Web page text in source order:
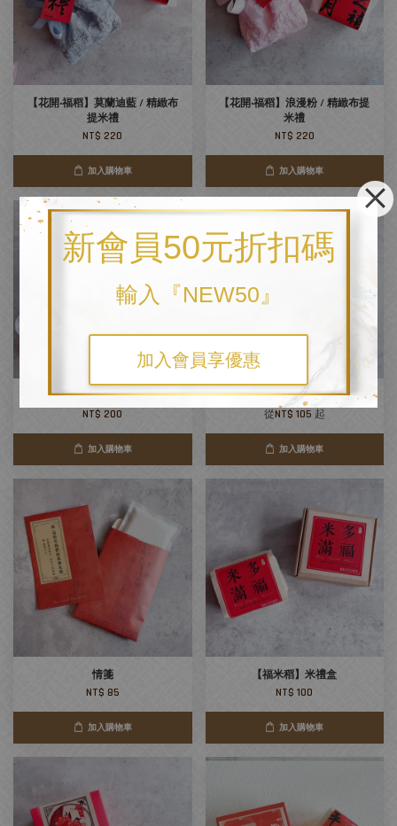
新會員50元折扣碼
輸入『NEW50』
加入會員享優惠
【花開‧福稻】莫蘭迪藍 / 精緻布
提米禮
NT$ 220
加入購物車
【花開‧福稻】浪漫粉 / 精緻布提
米禮
NT$ 220
加入購物車
【福稻心願粽】特殊米粽禮
NT$ 200
加入購物車
農情米意 (福米‧囍米)
從NT$ 105 起
加入購物車
情箋
NT$ 85
加入購物車
【福米稻】米禮盒
NT$ 100
加入購物車